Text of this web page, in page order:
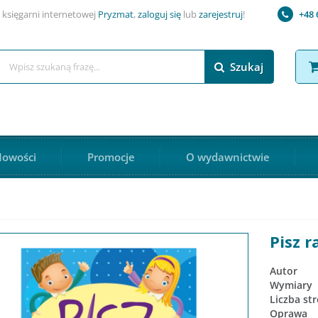
księgarni internetowej Pryzmat,zaloguj sięlub zarejestruj! +48
Szukaj
Promocje O wydawnictwie
Pisz
Autor
Wymiary
Liczba
Oprawa